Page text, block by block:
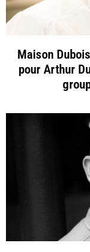
Maison
pour Arthur